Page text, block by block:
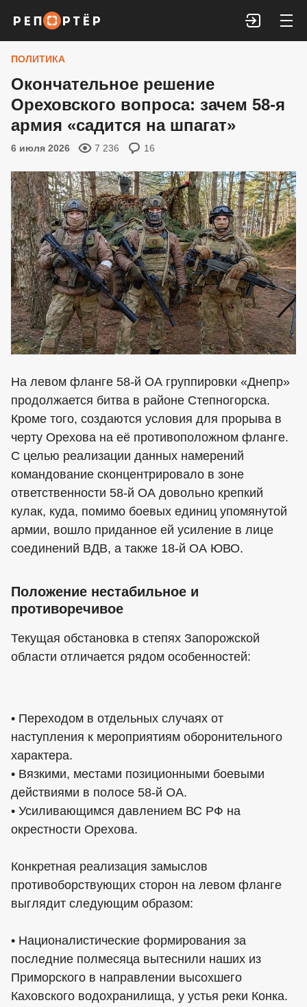
Войти
ПОЛИТИКА
Окончательное решение
Ореховского вопроса: зачем 58-я
армия «садится на шпагат»
6 июля 2026 7 236 16
На левом фланге 58-й ОА группировки «Днепр»
продолжается битва в районе Степногорска.
Кроме того, создаются условия для прорыва в
черту Орехова на её противоположном фланге.
С целью реализации данных намерений
командование сконцентрировало в зоне
ответственности 58-й ОА довольно крепкий
кулак, куда, помимо боевых единиц упомянутой
армии, вошло приданное ей усиление в лице
соединений ВДВ, а также 18-й ОА ЮВО.
Положение нестабильное и
противоречивое
Текущая обстановка в степях Запорожской
области отличается рядом особенностей:
• Переходом в отдельных случаях от
наступления к мероприятиям оборонительного
характера.
• Вязкими, местами позиционными боевыми
действиями в полосе 58-й ОА.
• Усиливающимся давлением ВС РФ на
окрестности Орехова.
Конкретная реализация замыслов
противоборствующих сторон на левом фланге
выглядит следующим образом:
• Националистические формирования за
последние полмесяца вытеснили наших из
Приморского в направлении высохшего
Каховского водохранилища, у устья реки Конка.